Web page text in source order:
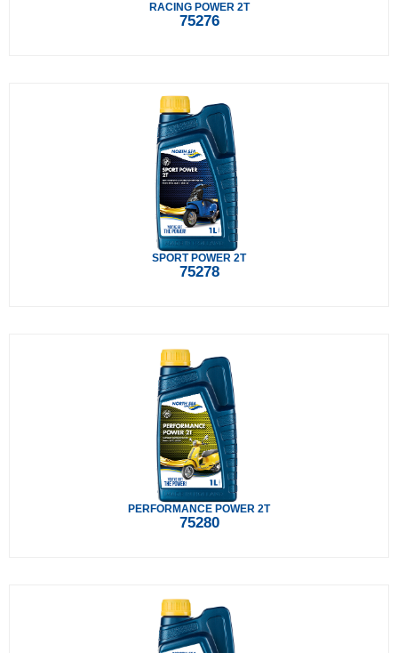
RACING POWER 2T
75276
SPORT POWER 2T
75278
PERFORMANCE POWER 2T
75280